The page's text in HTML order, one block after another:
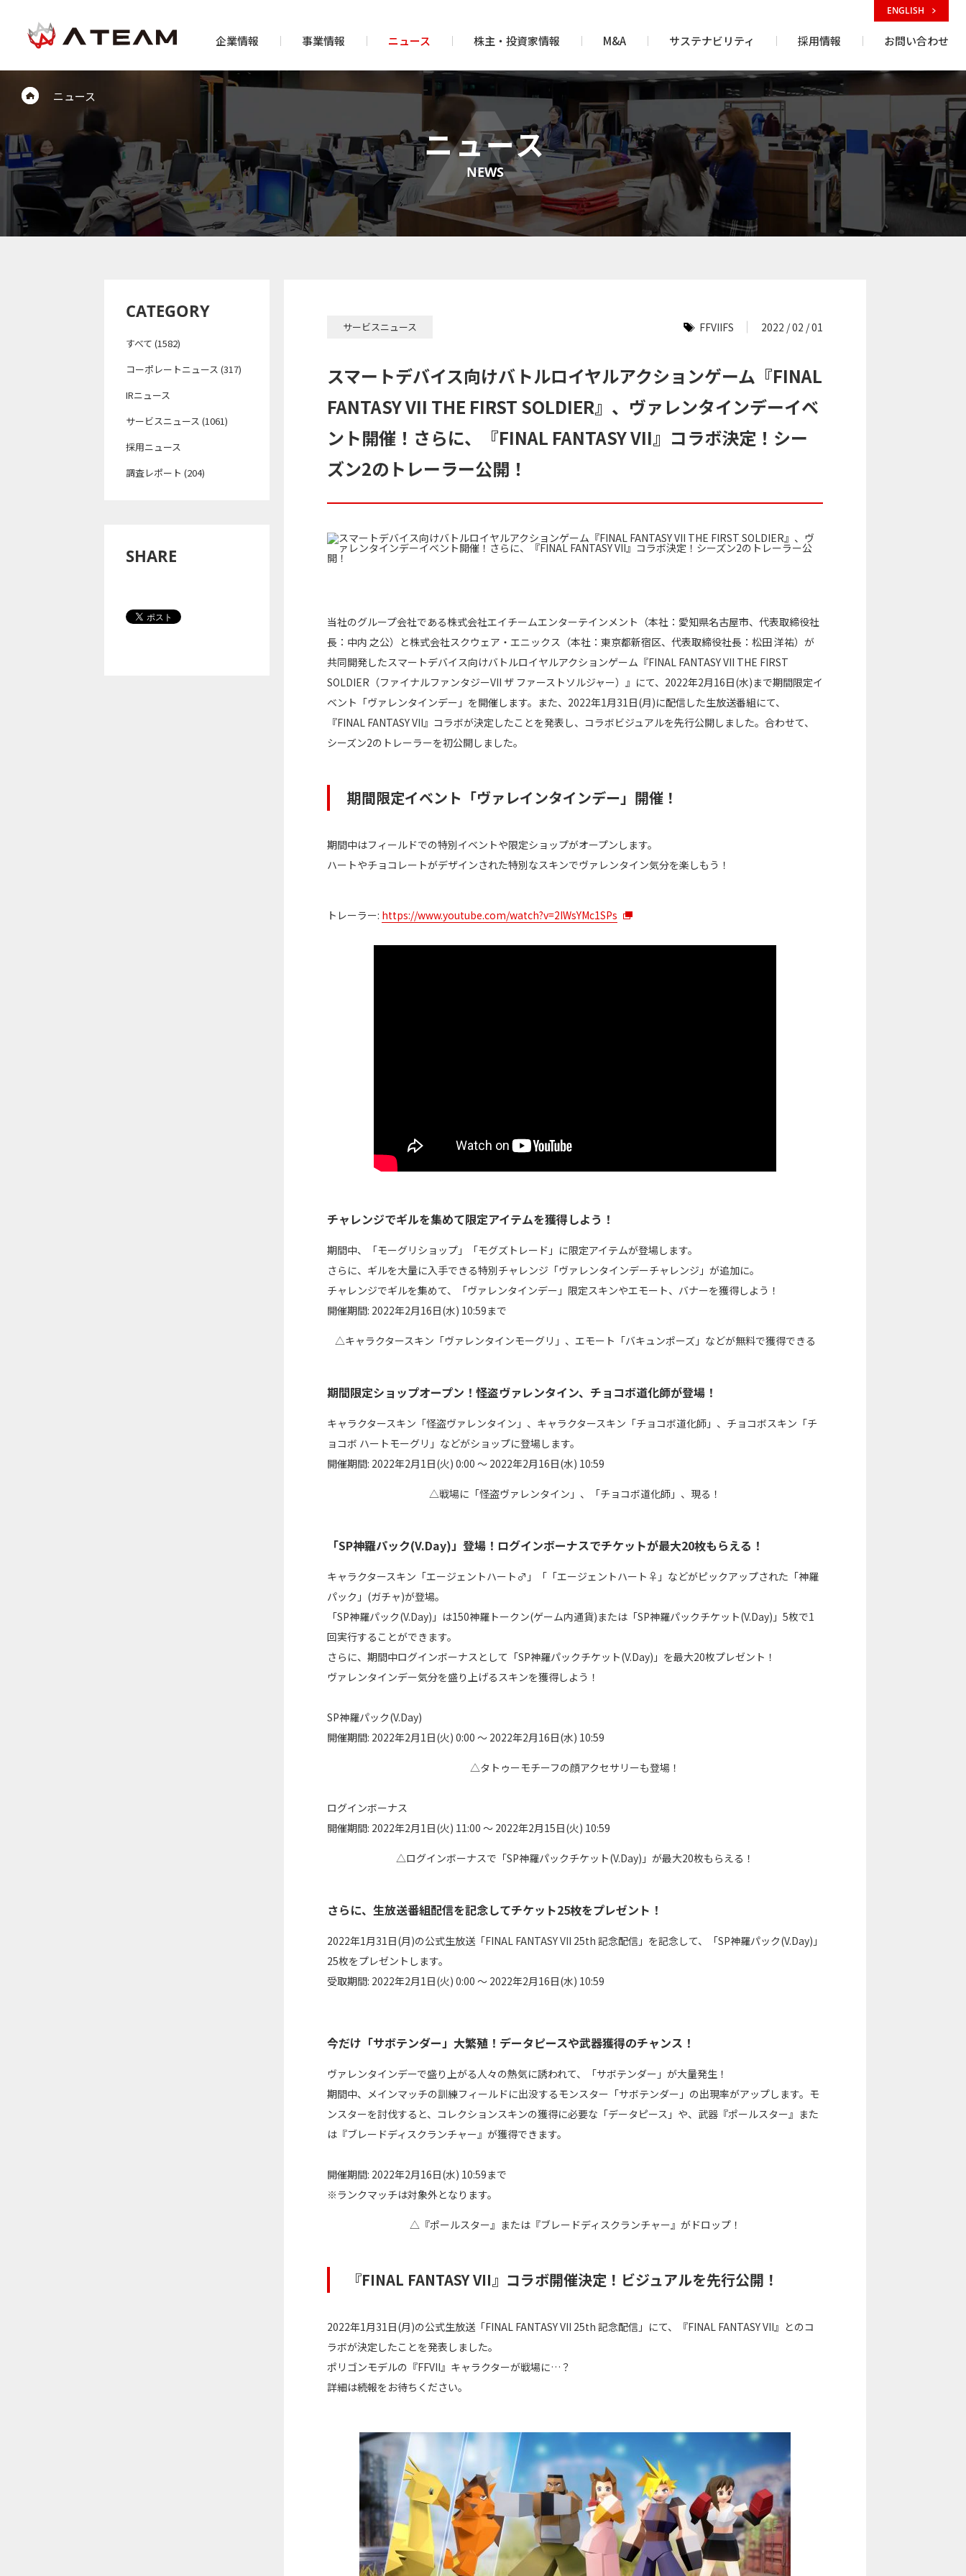
企業情報 事業情報 ニュース 株主・投資家情報 M&A サステナビリティ 採用情報 お問い合わせ
ENGLISH
ニュース
ニュース
NEWS
CATEGORY
すべて (1582)
コーポレートニュース (317)
IRニュース
サービスニュース (1061)
採用ニュース
調査レポート (204)
SHARE
サービスニュース FFVIIFS 2022 / 02 / 01
スマートデバイス向けバトルロイヤルアクションゲーム『FINAL
FANTASY VII THE FIRST SOLDIER』、ヴァレンタインデーイベ
ント開催！さらに、『FINAL FANTASY VII』コラボ決定！シー
ズン2のトレーラー公開！
当社のグループ会社である株式会社エイチームエンターテインメント（本社：愛知県名古屋市、代表取締役社
長：中内 之公）と株式会社スクウェア・エニックス（本社：東京都新宿区、代表取締役社長：松田 洋祐）が
共同開発したスマートデバイス向けバトルロイヤルアクションゲーム『FINAL FANTASY VII THE FIRST
SOLDIER（ファイナルファンタジーVII ザ ファーストソルジャー）』にて、2022年2月16日(水)まで期間限定イ
ベント「ヴァレンタインデー」を開催します。また、2022年1月31日(月)に配信した生放送番組にて、
『FINAL FANTASY VII』コラボが決定したことを発表し、コラボビジュアルを先行公開しました。合わせて、
シーズン2のトレーラーを初公開しました。
期間限定イベント「ヴァレインタインデー」開催！
期間中はフィールドでの特別イベントや限定ショップがオープンします。
ハートやチョコレートがデザインされた特別なスキンでヴァレンタイン気分を楽しもう！
トレーラー: https://www.youtube.com/watch?v=2IWsYMc1SPs
チャレンジでギルを集めて限定アイテムを獲得しよう！
期間中、「モーグリショップ」「モグズトレード」に限定アイテムが登場します。
さらに、ギルを大量に入手できる特別チャレンジ「ヴァレンタインデーチャレンジ」が追加に。
チャレンジでギルを集めて、「ヴァレンタインデー」限定スキンやエモート、バナーを獲得しよう！
開催期間: 2022年2月16日(水) 10:59まで
△キャラクタースキン「ヴァレンタインモーグリ」、エモート「バキュンポーズ」などが無料で獲得できる
期間限定ショップオープン！怪盗ヴァレンタイン、チョコボ道化師が登場！
キャラクタースキン「怪盗ヴァレンタイン」、キャラクタースキン「チョコボ道化師」、チョコボスキン「チ
ョコボ ハートモーグリ」などがショップに登場します。
開催期間: 2022年2月1日(火) 0:00 ～ 2022年2月16日(水) 10:59
△戦場に「怪盗ヴァレンタイン」、「チョコボ道化師」、現る！
「SP神羅パック(V.Day)」登場！ログインボーナスでチケットが最大20枚もらえる！
キャラクタースキン「エージェントハート♂」「「エージェントハート♀」などがピックアップされた「神羅
パック」(ガチャ)が登場。
「SP神羅パック(V.Day)」は150神羅トークン(ゲーム内通貨)または「SP神羅パックチケット(V.Day)」5枚で1
回実行することができます。
さらに、期間中ログインボーナスとして「SP神羅パックチケット(V.Day)」を最大20枚プレゼント！
ヴァレンタインデー気分を盛り上げるスキンを獲得しよう！
SP神羅パック(V.Day)
開催期間: 2022年2月1日(火) 0:00 ～ 2022年2月16日(水) 10:59
△タトゥーモチーフの顔アクセサリーも登場！
ログインボーナス
開催期間: 2022年2月1日(火) 11:00 ～ 2022年2月15日(火) 10:59
△ログインボーナスで「SP神羅パックチケット(V.Day)」が最大20枚もらえる！
さらに、生放送番組配信を記念してチケット25枚をプレゼント！
2022年1月31日(月)の公式生放送「FINAL FANTASY VII 25th 記念配信」を記念して、「SP神羅パック(V.Day)」
25枚をプレゼントします。
受取期間: 2022年2月1日(火) 0:00 ～ 2022年2月16日(水) 10:59
今だけ「サボテンダー」大繁殖！データピースや武器獲得のチャンス！
ヴァレンタインデーで盛り上がる人々の熱気に誘われて、「サボテンダー」が大量発生！
期間中、メインマッチの訓練フィールドに出没するモンスター「サボテンダー」の出現率がアップします。モ
ンスターを討伐すると、コレクションスキンの獲得に必要な「データピース」や、武器『ポールスター』また
は『ブレードディスクランチャー』が獲得できます。
開催期間: 2022年2月16日(水) 10:59まで
※ランクマッチは対象外となります。
△『ポールスター』または『ブレードディスクランチャー』がドロップ！
『FINAL FANTASY VII』コラボ開催決定！ビジュアルを先行公開！
2022年1月31日(月)の公式生放送「FINAL FANTASY VII 25th 記念配信」にて、『FINAL FANTASY VII』とのコ
ラボが決定したことを発表しました。
ポリゴンモデルの『FFVII』キャラクターが戦場に…？
詳細は続報をお待ちください。